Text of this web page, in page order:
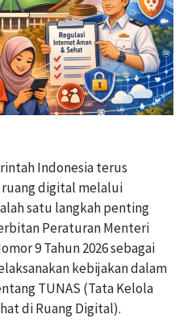
Indonesia terus
digital melalui
satu langkah penting
Peraturan Menteri
9 Tahun 2026 sebagai
kebijakan dalam
TUNAS (Tata Kelola
di Ruang Digital).